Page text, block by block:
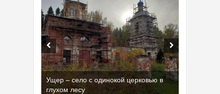
Ущер – село с одинокой церковью в
глухом лесу